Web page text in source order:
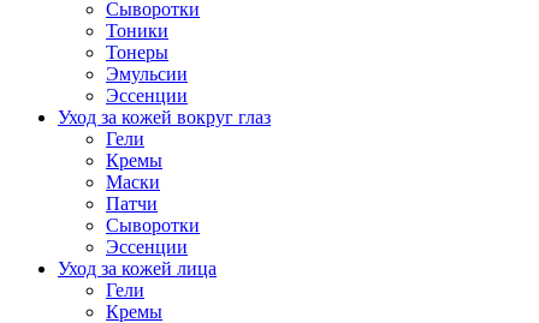
Сыворотки
Тоники
Тонеры
Эмульсии
Эссенции
Уход за кожей вокруг глаз
Гели
Кремы
Маски
Патчи
Сыворотки
Эссенции
Уход за кожей лица
Гели
Кремы